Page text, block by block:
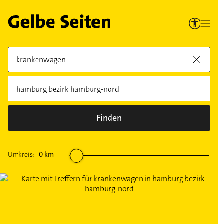
Finden
Umkreis: 0 km